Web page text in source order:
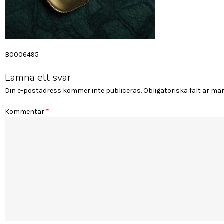
Inläggsnavigering
B0006495
Lämna ett svar
Din e-postadress kommer inte publiceras.Obligatoriska fält är
Kommentar *